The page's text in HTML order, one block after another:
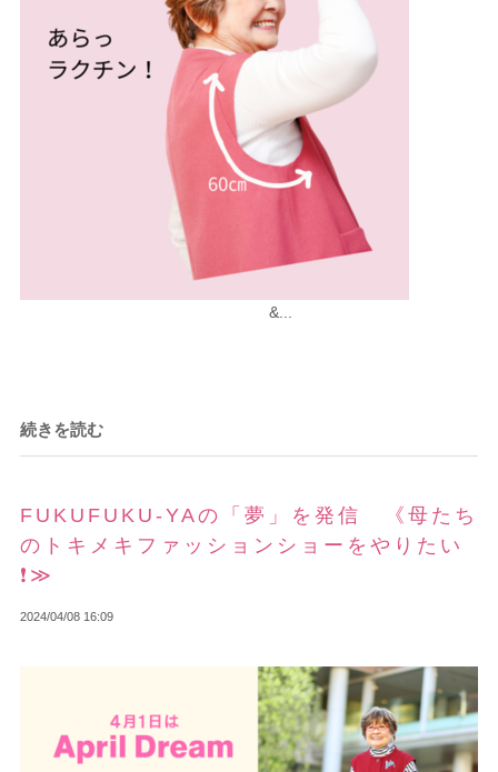
&...
続きを読む
FUKUFUKU-YAの「夢」を発信 《母たち
のトキメキファッションショーをやりたい
❗≫
2024/04/08 16:09